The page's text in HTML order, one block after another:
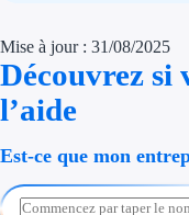
Mise à jour : 31/08/2025
Découvrez si
l’aide
Est-ce que mon